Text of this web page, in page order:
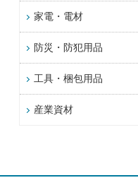
家電・電材
防災・防犯用品
工具・梱包用品
産業資材